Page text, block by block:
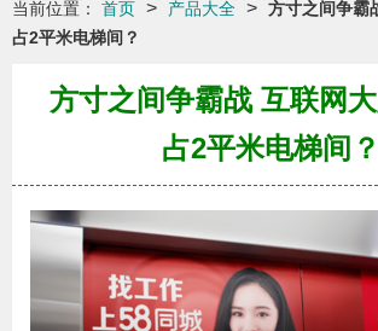
当前位置： 首页 > 产品大全 > 方寸之间争霸
占2平米电梯间？
方寸之间争霸战 互联网
占2平米电梯间？